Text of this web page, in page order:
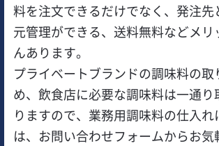
料を注文できるだけでなく、発注
元管理ができる、送料無料などメリ
んあります。
プライベートブランドの調味料の取
め、飲食店に必要な調味料は一通り
りますので、業務用調味料の仕入
は、お問い合わせフォームからお気